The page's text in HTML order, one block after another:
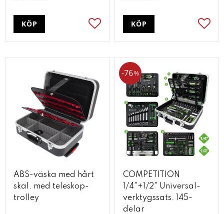
Lägg till i favoriter
KÖP KÖP
ABS-väska med hårt
skal. med teleskop-
trolley
COMPETITION
1/4"+1/2" Universal-
verktygssats. 145-
delar
76%